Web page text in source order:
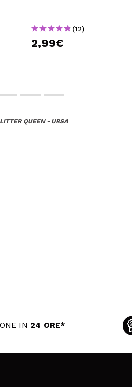
(12)
2,99€
QUEEN - URSA
IN 24 ORE*